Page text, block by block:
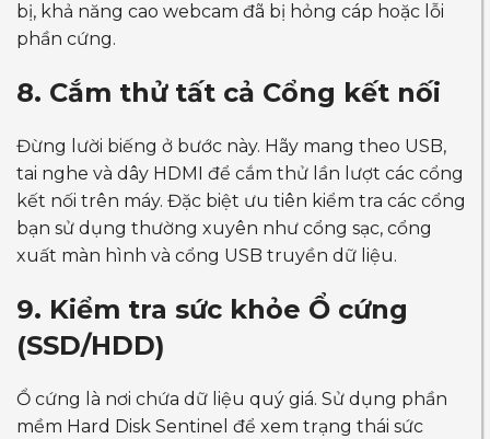
bị, khả năng cao webcam đã bị hỏng cáp hoặc lỗi
phần cứng.
8. Cắm thử tất cả Cổng kết nối
Đừng lười biếng ở bước này. Hãy mang theo USB,
tai nghe và dây HDMI để cắm thử lần lượt các cổng
kết nối trên máy. Đặc biệt ưu tiên kiểm tra các cổng
bạn sử dụng thường xuyên như cổng sạc, cổng
xuất màn hình và cổng USB truyền dữ liệu.
9. Kiểm tra sức khỏe Ổ cứng
(SSD/HDD)
Ổ cứng là nơi chứa dữ liệu quý giá. Sử dụng phần
mềm Hard Disk Sentinel để xem trạng thái sức